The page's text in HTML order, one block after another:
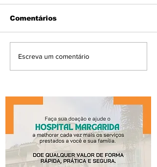
Comentários
Escreva um comentário